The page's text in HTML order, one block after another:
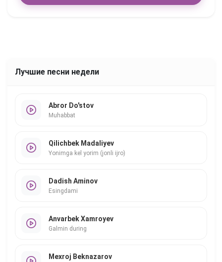
Лучшие песни недели
Abror Do'stov
Muhabbat
Qilichbek Madaliyev
Yonimga kel yorim (jonli ijro)
Dadish Aminov
Esingdami
Anvarbek Xamroyev
Galmin during
Mexroj Beknazarov